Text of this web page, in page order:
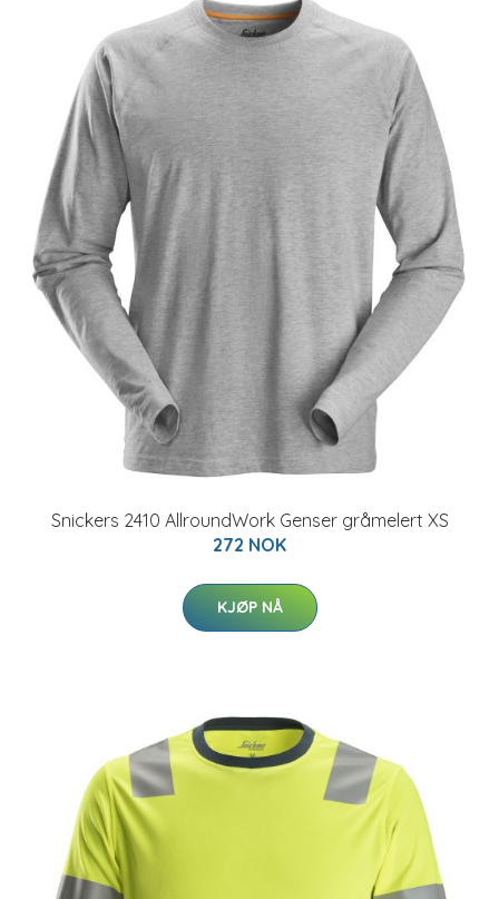
Snickers 2410 AllroundWork Genser gråmelert XS
272 NOK
KJØP NÅ